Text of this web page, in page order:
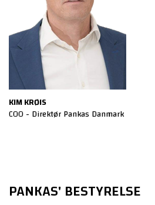
KIM KRØIS
COO - Direktør Pankas Danmark
PANKAS' BESTYRELSE